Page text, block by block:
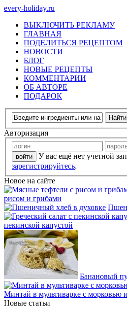
every-holiday.ru
ВЫКЛЮЧИТЬ РЕКЛАМУ
ГЛАВНАЯ
ПОДЕЛИТЬСЯ РЕЦЕПТОМ
НОВОСТИ
БЛОГ
НОВЫЕ РЕЦЕПТЫ
КОММЕНТАРИИ
ОБ АВТОРЕ
ПОДАРОК
Авторизация
У вас ещё нет учетной
зарегистрируйтесь.
Новое на сайте
рисом и грибами
пекинской капустой
Банановый
Минтай в мультиварке с морковью
Новые статьи